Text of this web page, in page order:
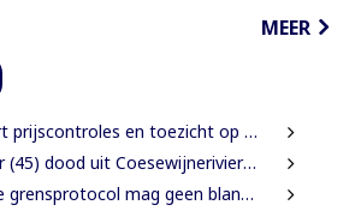
MEER
en toezicht op voedselveiligheid op
dood uit Coesewijnerivier gehaald
mag geen blanco cheque zijn